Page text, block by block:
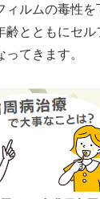
ィルムの毒性を
齢とともにセル
てきます。